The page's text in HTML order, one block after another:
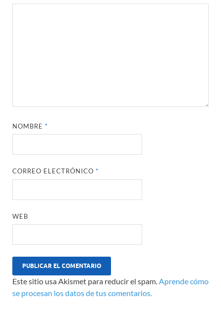
NOMBRE*
CORREO ELECTRÓNICO*
WEB
Este sitio usa Akismet para reducir el spam.Aprende cómo
se procesan los datos de tus comentarios.